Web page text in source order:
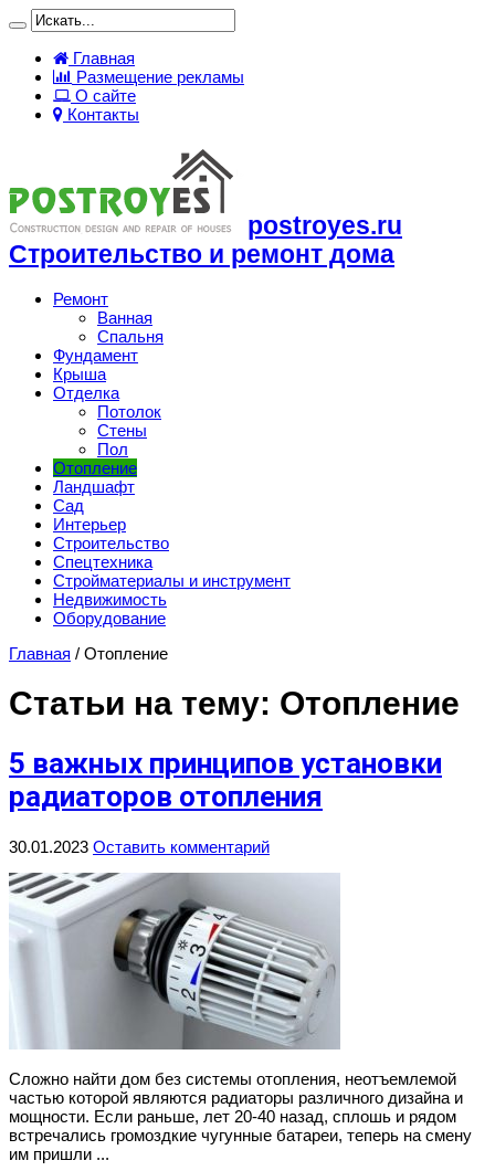
Главная
Размещение рекламы
О сайте
Контакты
postroyes.ru
Строительство и ремонт дома
Ремонт
Ванная
Спальня
Фундамент
Крыша
Отделка
Потолок
Стены
Пол
Отопление
Ландшафт
Сад
Интерьер
Строительство
Спецтехника
Стройматериалы и инструмент
Недвижимость
Оборудование
Главная / Отопление
Статьи на тему: Отопление
5 важных принципов установки
радиаторов отопления
30.01.2023 Оставить комментарий
Сложно найти дом без системы отопления, неотъемлемой
частью которой являются радиаторы различного дизайна и
мощности. Если раньше, лет 20-40 назад, сплошь и рядом
встречались громоздкие чугунные батареи, теперь на смену
им пришли ...